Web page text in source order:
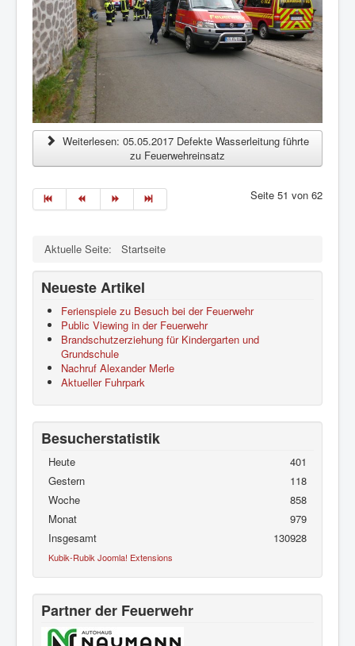
Weiterlesen: 05.05.2017 Defekte Wasserleitung führte
zu Feuerwehreinsatz
Seite 51 von 62
Aktuelle Seite: Startseite
Neueste Artikel
Ferienspiele zu Besuch bei der Feuerwehr
Public Viewing in der Feuerwehr
Brandschutzerziehung für Kindergarten und
Grundschule
Nachruf Alexander Merle
Aktueller Fuhrpark
Besucherstatistik
Heute
401
Gestern
118
Woche
858
Monat
979
Insgesamt
130928
Kubik-Rubik Joomla! Extensions
Partner der Feuerwehr